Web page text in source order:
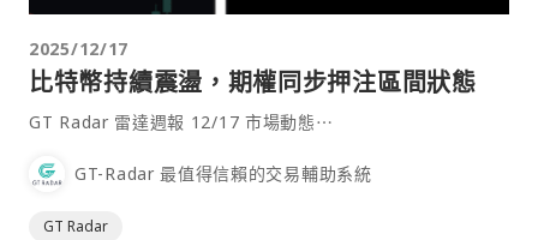
2025/12/17
比特幣持續震盪，期權同步押注區間狀態
GT Radar 雷達週報 12/17 市場動態⋯
GT-Radar 最值得信賴的交易輔助系統
GT Radar